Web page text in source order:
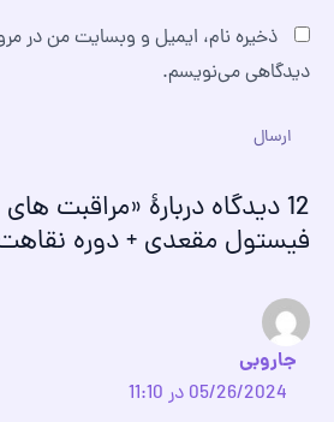
ذخیره نام، ایمیل و وبسایت من در
دیدگاهی می‌نویسم.
12 دیدگاه دربارهٔ «مراقبت
فیستول مقعدی + دوره
جاروبی
05/26/2024 در 11:10